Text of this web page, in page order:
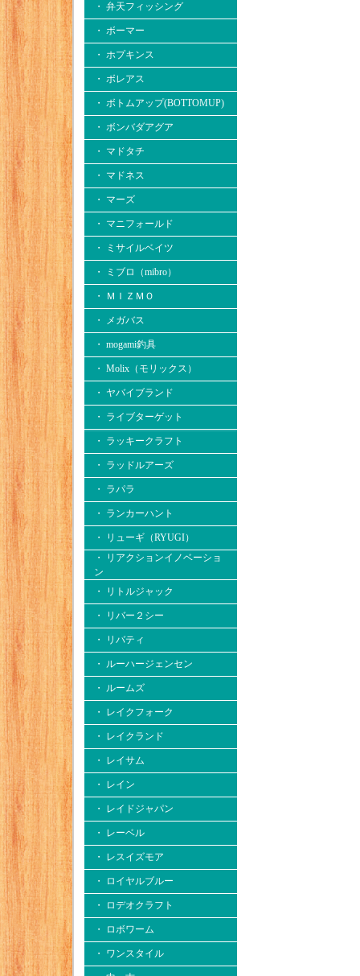
・ 弁天フィッシング
・ ボーマー
・ ホプキンス
・ ボレアス
・ ボトムアップ(BOTTOMUP)
・ ボンバダアグア
・ マドタチ
・ マドネス
・ マーズ
・ マニフォールド
・ ミサイルベイツ
・ ミブロ（mibro）
・ ＭＩＺＭＯ
・ メガバス
・ mogami釣具
・ Molix（モリックス）
・ ヤバイブランド
・ ライブターゲット
・ ラッキークラフト
・ ラッドルアーズ
・ ラパラ
・ ランカーハント
・ リューギ（RYUGI）
・ リアクションイノベーショ
ン
・ リトルジャック
・ リバー２シー
・ リバティ
・ ルーハージェンセン
・ ルームズ
・ レイクフォーク
・ レイクランド
・ レイサム
・ レイン
・ レイドジャパン
・ レーベル
・ レスイズモア
・ ロイヤルブルー
・ ロデオクラフト
・ ロボワーム
・ ワンスタイル